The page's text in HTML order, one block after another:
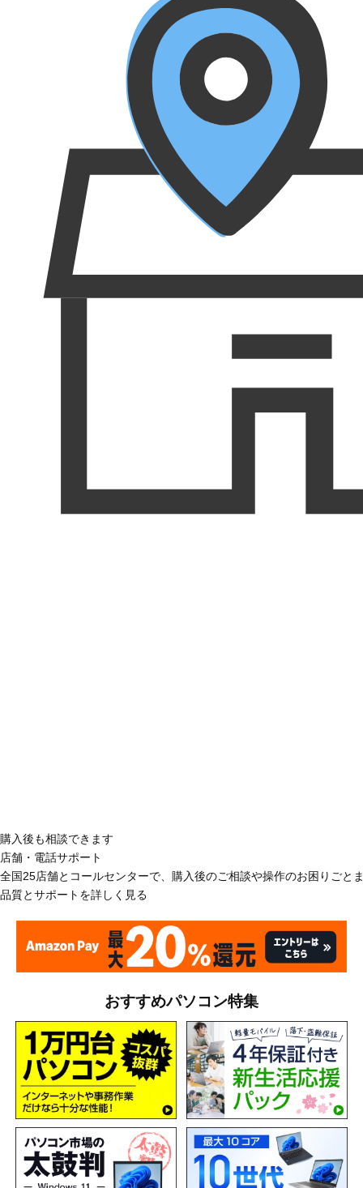
購入後も相談できます
店舗・電話サポート
全国25店舗とコールセンターで、購入後のご相談や操作のお困りごと
品質とサポートを詳しく見る
おすすめパソコン特集